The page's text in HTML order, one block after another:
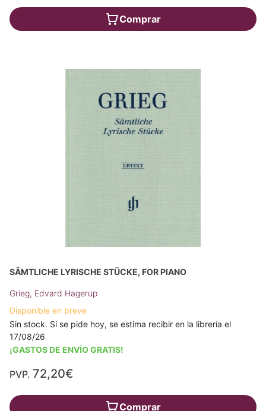
Comprar
SÄMTLICHE LYRISCHE STÜCKE, FOR PIANO
Grieg, Edvard Hagerup
Disponible en breve
Sin stock. Si se pide hoy, se estima recibir en la librería el
17/08/26
¡GASTOS DE ENVÍO GRATIS!
PVP. 72,20€
Comprar